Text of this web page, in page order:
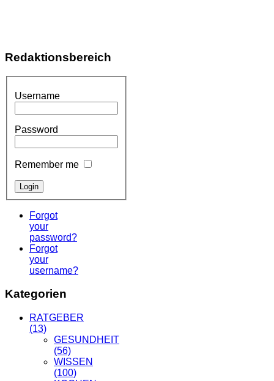
Redaktionsbereich
Username
Password
Remember me
Forgot
your
password?
Forgot
your
username?
Kategorien
RATGEBER
(13)
GESUNDHEIT
(56)
WISSEN
(100)